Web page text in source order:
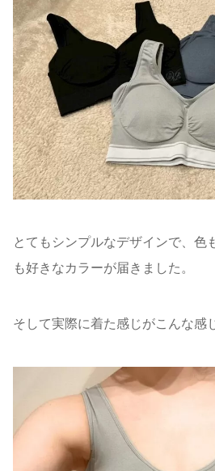
とてもシンプルなデザインで、色
も好きなカラーが届きました。
そして実際に着た感じがこんな感